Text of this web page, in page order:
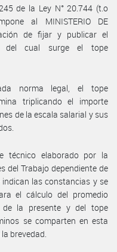
de la Ley N° 20.744 (t.o
al MINISTERIO DE
de fijar y publicar el
del cual surge el tope
norma legal, el tope
triplicando el importe
de la escala salarial y sus
técnico elaborado por la
del Trabajo dependiente de
las constancias y se
el cálculo del promedio
de la presente y del tope
se comparten en esta
brevedad.